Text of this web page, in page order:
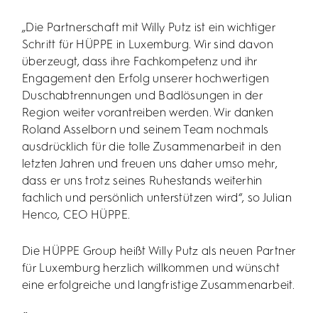
„Die Partnerschaft mit Willy Putz ist ein wichtiger
Schritt für HÜPPE in Luxemburg. Wir sind davon
überzeugt, dass ihre Fachkompetenz und ihr
Engagement den Erfolg unserer hochwertigen
Duschabtrennungen und Badlösungen in der
Region weiter vorantreiben werden. Wir danken
Roland Asselborn und seinem Team nochmals
ausdrücklich für die tolle Zusammenarbeit in den
letzten Jahren und freuen uns daher umso mehr,
dass er uns trotz seines Ruhestands weiterhin
fachlich und persönlich unterstützen wird“, so Julian
Henco, CEO HÜPPE.
Die HÜPPE Group heißt Willy Putz als neuen Partner
für Luxemburg herzlich willkommen und wünscht
eine erfolgreiche und langfristige Zusammenarbeit.